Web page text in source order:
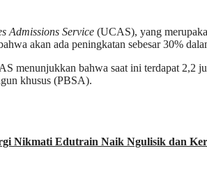
Admissions Service (UCAS), yang
akan ada peningkatan sebesar 30%
menunjukkan bahwa saat ini terdapat 2,2
khusus (PBSA).
Nikmati Edutrain Naik Ngulisik dan